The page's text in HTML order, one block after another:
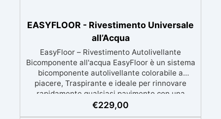
EASYFLOOR - Rivestimento Universale
all’Acqua
EasyFloor – Rivestimento Autolivellante
Bicomponente all'acqua EasyFloor è un sistema
bicomponente autolivellante colorabile a
piacere, Traspirante e ideale per rinnovare
rapidamente qualsiasi pavimento con una
finitura resistente, uniforme e personalizzabile.
€229,00